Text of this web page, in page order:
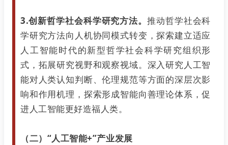
3.创新哲学社会科学研究方法。推动哲学社会科
学研究方法向人机协同模式转变，探索建立适应
人工智能时代的新型哲学社会科学研究组织形
式，拓展研究视野和观察视域。深入研究人工智
能对人类认知判断、伦理规范等方面的深层次影
响和作用机理，探索形成智能向善理论体系，促
进人工智能更好造福人类。
（二）“人工智能+”产业发展